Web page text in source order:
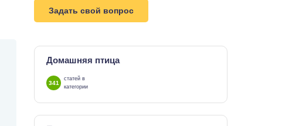
Задать свой вопрос
Домашняя птица
341
статей в
категории